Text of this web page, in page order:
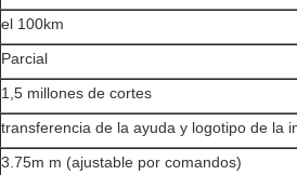
el 100km
Parcial
1,5 millones de cortes
transferencia de la ayuda y logotipo de la
3.75m m (ajustable por comandos)